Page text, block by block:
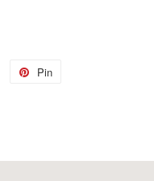
Twitta
Pin